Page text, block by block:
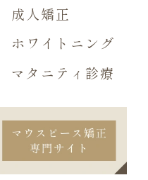
成人矯正
ホワイトニング
マタニティ診療